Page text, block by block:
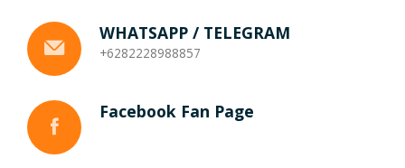
WHATSAPP / TELEGRAM
+6282228988857
Facebook Fan Page